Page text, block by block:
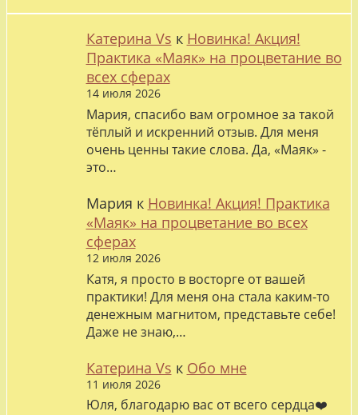
Катерина Vs к Новинка! Акция!
Практика «Маяк» на процветание во
всех сферах
14 июля 2026
Мария, спасибо вам огромное за такой
тёплый и искренний отзыв. Для меня
очень ценны такие слова. Да, «Маяк» -
это…
Мария к Новинка! Акция! Практика
«Маяк» на процветание во всех
сферах
12 июля 2026
Катя, я просто в восторге от вашей
практики! Для меня она стала каким-то
денежным магнитом, представьте себе!
Даже не знаю,…
Катерина Vs к Обо мне
11 июля 2026
Юля, благодарю вас от всего сердца❤️